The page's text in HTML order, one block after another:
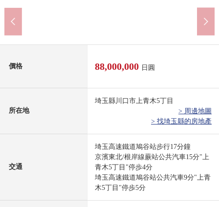
價格 88,000,000 日圓
所在地
埼玉縣川口市上青木5丁目
> 周邊地圖
> 找埼玉縣的房地產
交通
埼玉高速鐵道鳩谷站步行17分鐘
京濱東北/根岸線蕨站公共汽車15分"上
青木5丁目"停歩4分
埼玉高速鐵道鳩谷站公共汽車9分"上青
木5丁目"停歩5分